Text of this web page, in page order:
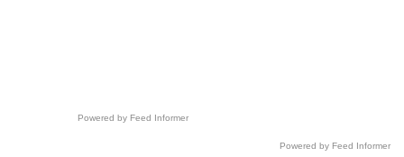
Powered by Feed Informer
Powered by Feed Informer